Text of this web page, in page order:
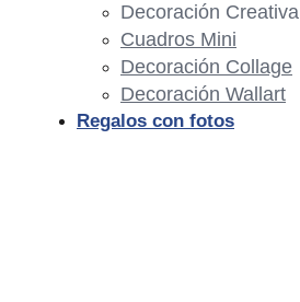
Decoración Creativa
Cuadros Mini
Decoración Collage
Decoración Wallart
Regalos con fotos